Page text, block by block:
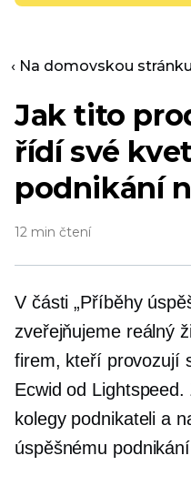
‹ Na domovskou
Jak tito
řídí své
podnikání
12 min čtení
V části „Příběhy
zveřejňujeme reálný
firem, kteří provozují
Ecwid od
kolegy podnikateli a
úspěšnému